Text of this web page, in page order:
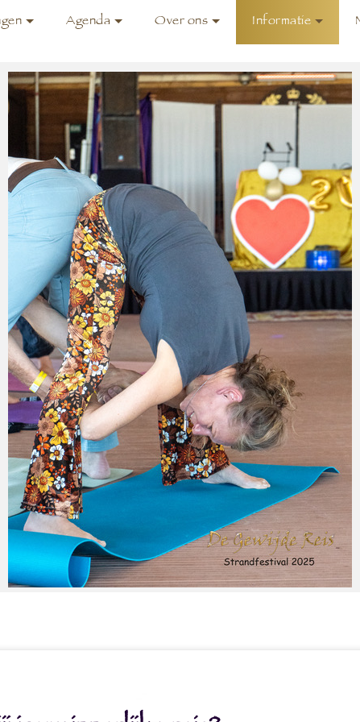
Agenda Over ons Informatie